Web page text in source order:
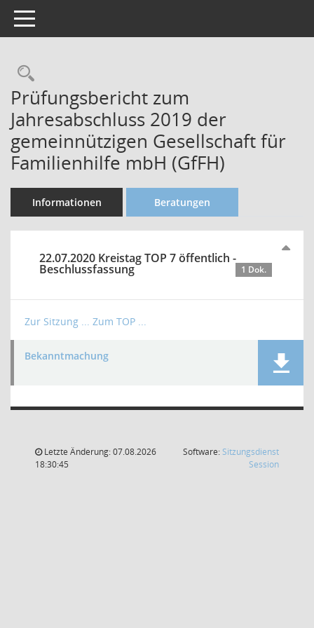
Toggle navigation
Rechercheauswahl
Prüfungsbericht zum
Jahresabschluss 2019 der
gemeinnützigen Gesellschaft für
Familienhilfe mbH (GfFH)
Informationen Beratungen
22.07.2020 Kreistag TOP 7 öffentlich -
Beschlussfassung 1 Dok.
Zur Sitzung ... Zum TOP ...
Bekanntmachung
Letzte Änderung: 07.08.2026
18:30:45
Software: Sitzungsdienst
Session(Wird in